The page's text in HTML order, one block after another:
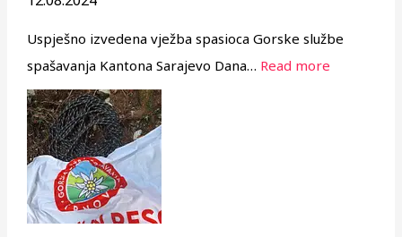
Uspješno izvedena vježba spasioca Gorske službe
spašavanja Kantona Sarajevo Dana… Read more